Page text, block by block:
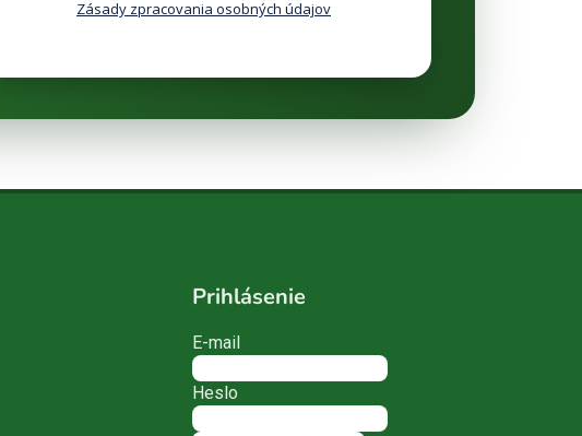
Zásady zpracovania osobných údajov
Prihlásenie
E-mail
Heslo